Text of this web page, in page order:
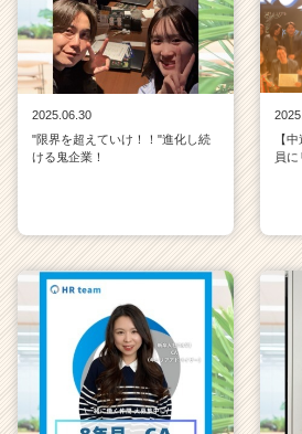
2025.06.30
"限界を超えていけ！！"進化し続
ける鬼企業！
【
員に